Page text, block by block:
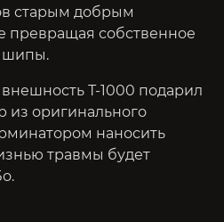
старым добрым
превращая собственное
шипы.
Т-1000 подарил
из оригинального
наносить
травмы будет